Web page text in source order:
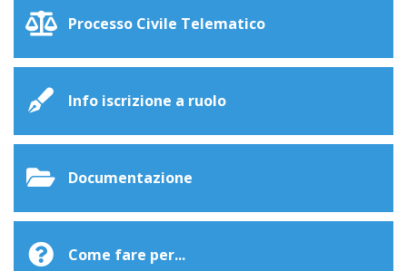
Processo Civile Telematico
Info iscrizione a ruolo
Documentazione
Come fare per...